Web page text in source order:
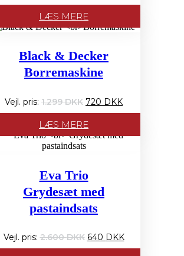
oprindelige
pris
aktuelle
LÆS MERE
Black & Decker
Borremaskine
1.299
Den
oprindelige
pris
1.299 PRIS:.
720
Den
aktuelle
LÆS MERE
Eva Trio
Grydesæt med
pastaindsats
2.600
Den
oprindelige
640
Den
aktuelle